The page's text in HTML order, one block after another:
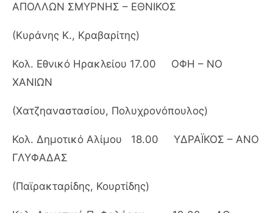
ΑΠΟΛΛΩΝ ΣΜΥΡΝΗΣ – ΕΘΝΙΚΟΣ
(Κυράνης Κ., Κραβαρίτης)
Κολ. Εθνικό Ηρακλείου 17.00 ΟΦΗ – ΝΟ
ΧΑΝΙΩΝ
(Χατζηαναστασίου, Πολυχρονόπουλος)
Κολ. Δημοτικό Αλίμου 18.00 ΥΔΡΑΪΚΟΣ – ΑΝΟ
ΓΛΥΦΑΔΑΣ
(Παϊρακταρίδης, Κουρτίδης)